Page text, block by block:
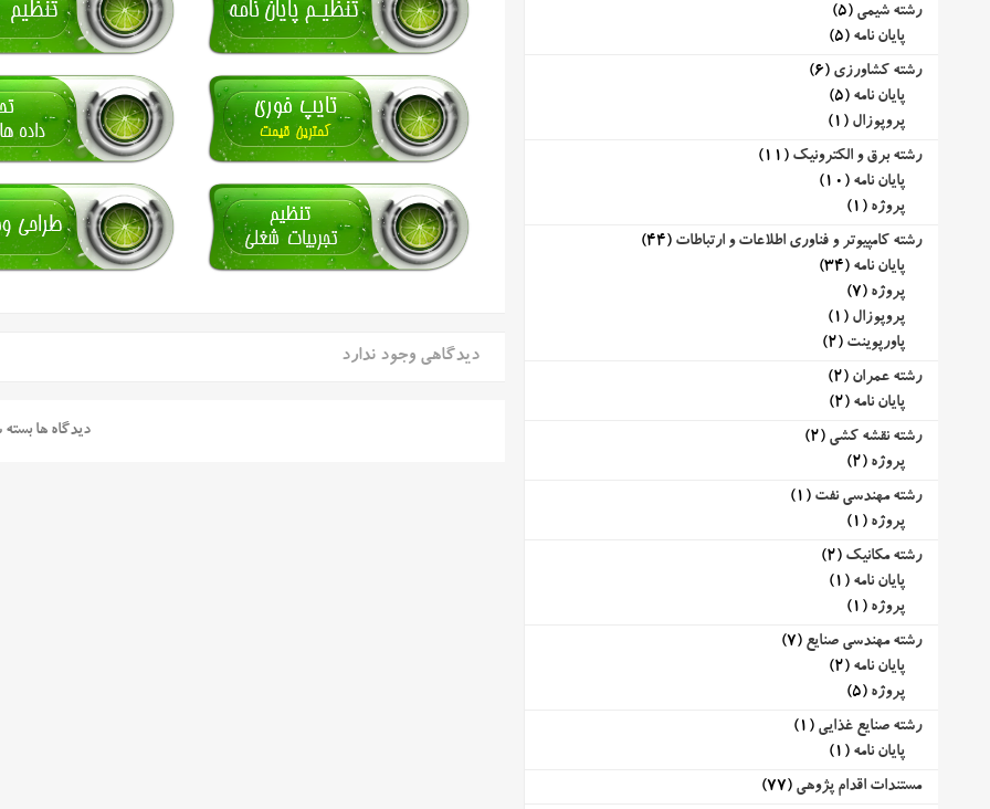
دیدگاهی وجود ندارد
دیدگاه ها
رشته شیمی (5)
پایان نامه (5)
رشته کشاورزی (6)
پایان نامه (5)
پروپوزال (1)
رشته برق و الکترونیک (11)
پایان نامه (10)
پروژه (1)
رشته کامپیوتر و فناوری اطلاعات و ارتباطات (44)
پایان نامه (34)
پروژه (7)
پروپوزال (1)
پاورپوینت (2)
رشته عمران (2)
پایان نامه (2)
رشته نقشه کشی (2)
پروژه (2)
رشته مهندسی نفت (1)
پروژه (1)
رشته مکانیک (2)
پایان نامه (1)
پروژه (1)
رشته مهندسی صنایع (7)
پایان نامه (2)
پروژه (5)
رشته صنایع غذایی (1)
پایان نامه (1)
مستندات اقدام پژوهی (77)